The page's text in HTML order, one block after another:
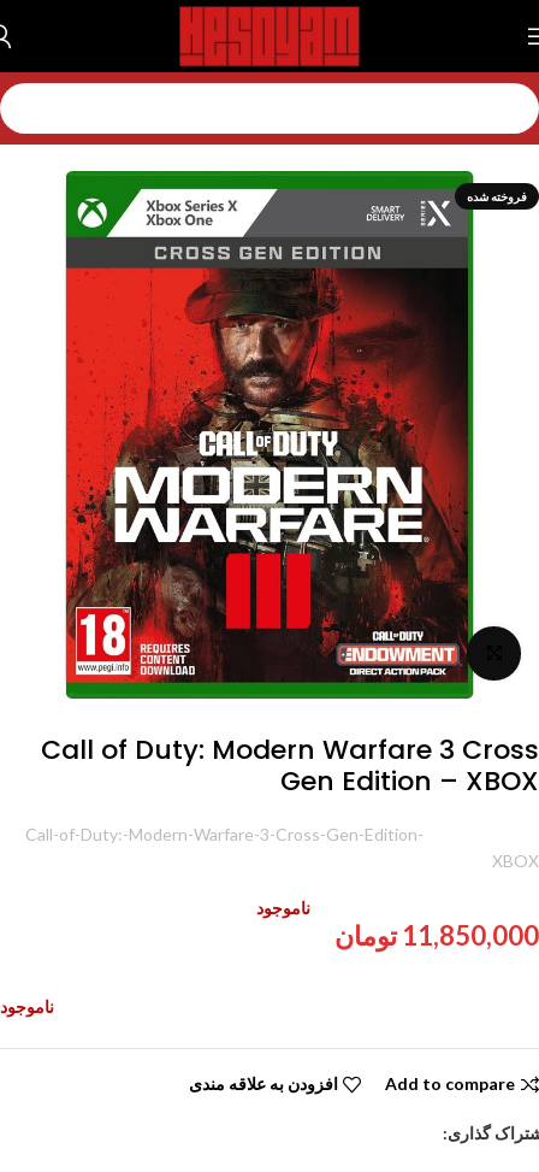
خانه بازی بازی اکس باکس بازی اکس باکس سریز
فروخته شده
برای بزرگنمایی کلیک کنید
Call of Duty: Modern Warfare 3 Cross
Gen Edition – XBOX
Call-of-Duty:-Modern-Warfare-3-Cross-Gen-Edition-
XBOX
11,850,000 تومان
ناموجود
ناموجود
Add to compare افزودن به علاقه مندی
گذاری: